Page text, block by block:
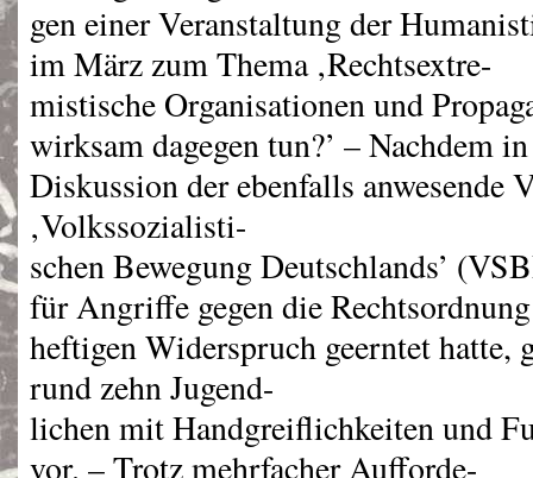
gen einer Veranstaltung der
im März zum Thema ‚Rechtsextre-
mistische Organisationen und
wirksam dagegen tun?’ – Nachdem
Diskussion der ebenfalls anwesende
‚Volkssozialisti-
schen Bewegung Deutschlands’ (
für Angriffe gegen die
heftigen Widerspruch geerntet hatte,
rund zehn Jugend-
lichen mit Handgreiflichkeiten und
vor. – Trotz mehrfacher Aufforde-